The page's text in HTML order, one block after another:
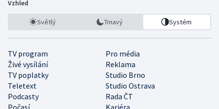
Vzhled
Světlý Tmavý Systém
TV program
Pro média
Živé vysílání
Reklama
TV poplatky
Studio Brno
Teletext
Studio Ostrava
Podcasty
Rada ČT